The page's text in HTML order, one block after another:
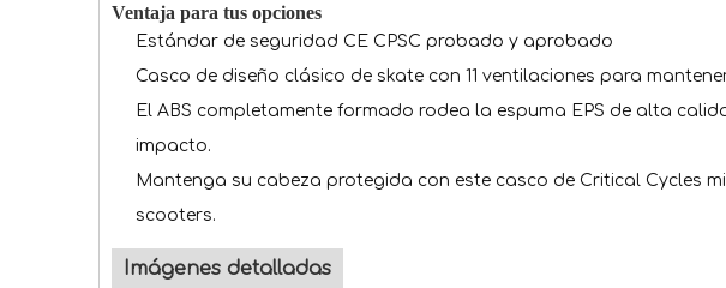
Ventaja para tus opciones
Estándar de seguridad CE CPSC probado y aprobado
Casco de diseño clásico de skate con 11 ventilaciones para
El ABS completamente formado rodea la espuma EPS de alta
impacto.
Mantenga su cabeza protegida con este casco de Critical Cycles
scooters.
Imágenes detalladas